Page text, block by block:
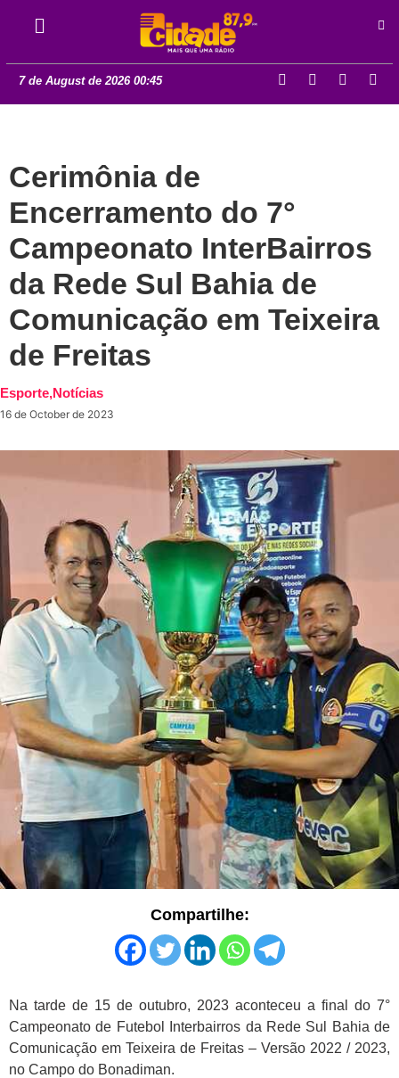
7 de August de 2026 00:45
Cerimônia de
Encerramento do 7°
Campeonato InterBairros
da Rede Sul Bahia de
Comunicação em Teixeira
de Freitas
Esporte,Notícias
16 de October de 2023
Compartilhe:
Na tarde de 15 de outubro, 2023 aconteceu a final do 7°
Campeonato de Futebol Interbairros da Rede Sul Bahia de
Comunicação em Teixeira de Freitas – Versão 2022 / 2023,
no Campo do Bonadiman.